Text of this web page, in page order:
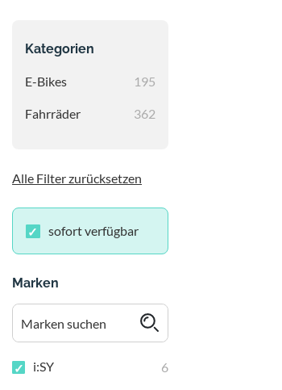
Kategorien
E-Bikes 195
Fahrräder 362
Alle Filter zurücksetzen
sofort verfügbar
Marken
i:SY 6